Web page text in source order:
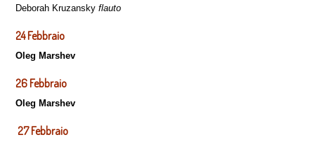
Deborah Kruzanskyflauto
24 Febbraio
Oleg Marshev
26 Febbraio
Oleg Marshev
27 Febbraio